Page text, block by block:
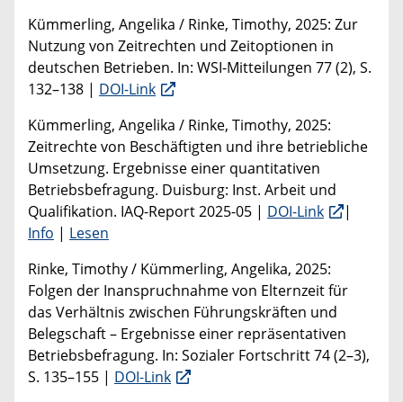
Kümmerling, Angelika / Rinke, Timothy, 2025: Zur
Nutzung von Zeitrechten und Zeitoptionen in
deutschen Betrieben. In: WSI-Mitteilungen 77 (2), S.
132–138 | DOI-Link
Kümmerling, Angelika / Rinke, Timothy, 2025:
Zeitrechte von Beschäftigten und ihre betriebliche
Umsetzung. Ergebnisse einer quantitativen
Betriebsbefragung. Duisburg: Inst. Arbeit und
Qualifikation. IAQ-Report 2025-05 | DOI-Link
|
Info | Lesen
Rinke, Timothy / Kümmerling, Angelika, 2025:
Folgen der Inanspruchnahme von Elternzeit für
das Verhältnis zwischen Führungskräften und
Belegschaft – Ergebnisse einer repräsentativen
Betriebsbefragung. In: Sozialer Fortschritt 74 (2–3),
S. 135–155 | DOI-Link